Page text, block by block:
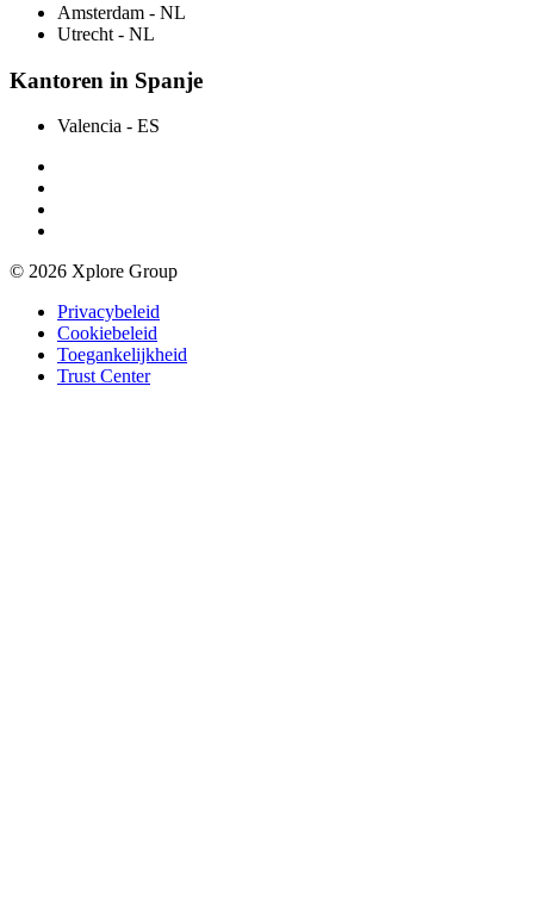
Amsterdam - NL
Utrecht - NL
Kantoren in Spanje
Valencia - ES
© 2026 Xplore Group
Privacybeleid
Cookiebeleid
Toegankelijkheid
Trust Center